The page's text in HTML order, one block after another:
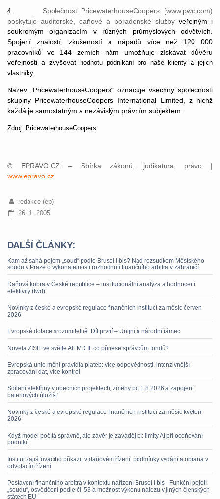
4. Společnost PricewaterhouseCoopers (www.pwc.com)
poskytuje auditorské, daňové a poradenské služby veřejným i
soukromým organizacím v různých průmyslových odvětvích.
Spojení znalostí, zkušeností a nápadů více než 120 000
pracovníků ve 144 zemích nám umožňuje získávat důvěru
veřejnosti a zvyšovathodnotu podnikání pro naše klienty a jejich
vlastníky.
Název „PricewaterhouseCoopers“ označuje všechny společnosti
skupiny PricewaterhouseCoopers International Limited, z nichž
každá je samostatným a nezávislým právním subjektem.
Zdroj: PricewaterhouseCoopers
© EPRAVO.CZ – Sbírka zákonů, judikatura, právo |
www.epravo.cz
redakce (ep)
26. 1. 2005
DALŠÍ ČLÁNKY:
Kam až sahá pojem „soud“ podle Brusel I bis? Nad rozsudkem Městského
soudu v Praze o vykonatelnosti rozhodnutí finančního arbitra v zahraničí
Daňová kobra v České republice – institucionální analýza a hodnocení
efektivity (fwd)
Novinky z české a evropské regulace finančních institucí za měsíc červen
2026
Evropské dotace srozumitelně: Díl první – Unijní a národní rámec
Novela ZISIF ve světle AIFMD II: co přinese správcům fondů?
Evropská unie mění pravidla plateb: více odpovědnosti, intenzivnější
zpracování dat, více kontrol
Sdílení elektřiny v obecních projektech, změny po 1.8.2026 a zapojení
bateriových úložišť
Novinky z české a evropské regulace finančních institucí za měsíc květen
2026
Když model počítá správně, ale závěr je zavádějící: limity AI při oceňování
podniků
Institut zajišťovacího příkazu v daňovém řízení: podmínky vydání a obrana v
odvolacím řízení
Postavení finančního arbitra v kontextu nařízení Brusel I bis - Funkční pojetí
„soudu“, osvědčení podle čl. 53 a možnost výkonu nálezu v jiných členských
státech EU